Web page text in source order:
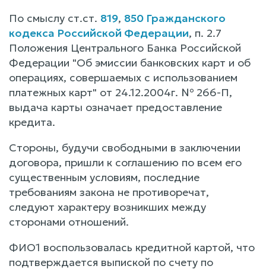
По смыслу ст.ст. 819, 850 Гражданского
кодекса Российской Федерации, п. 2.7
Положения Центрального Банка Российской
Федерации "Об эмиссии банковских карт и об
операциях, совершаемых с использованием
платежных карт" от 24.12.2004г. № 266-П,
выдача карты означает предоставление
кредита.
Стороны, будучи свободными в заключении
договора, пришли к соглашению по всем его
существенным условиям, последние
требованиям закона не противоречат,
следуют характеру возникших между
сторонами отношений.
ФИО1 воспользовалась кредитной картой, что
подтверждается выпиской по счету по